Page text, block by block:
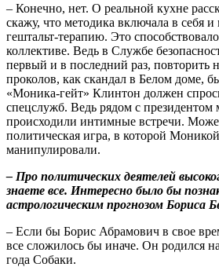
– Конечно, нет. О реальной кухне
скажу, что методика включала в себя
гештальт-терапию. Это
коллективе. Ведь в Службе
первый и в последний раз, повторить
проколов, как скандал в Белом доме,
«Моника-гейт» Клинтон должен
спецслужб. Ведь рядом с президентом
происходили интимные встречи.
политическая игра, в которой
манипулировали.
– Про политических деятелей
знаете все. Интересно было бы
астрологическим прогнозом Бориса
– Если бы Борис Абрамович в свое
все сложилось бы иначе. Он родился
года Собаки.